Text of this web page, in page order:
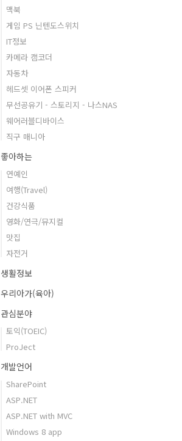
맥북
게임 PS 닌텐도스위치
IT정보
카메라 캠코더
자동차
헤드셋 이어폰 스피커
무선공유기 - 스토리지 - 나스NAS
웨어러블디바이스
직구 매니아
좋아하는
연예인
여행(Travel)
건강식품
영화/연극/뮤지컬
맛집
자전거
생활정보
우리아가(육아)
관심분야
토익(TOEIC)
ProJect
개발언어
SharePoint
ASP.NET
ASP.NET with MVC
Windows 8 app